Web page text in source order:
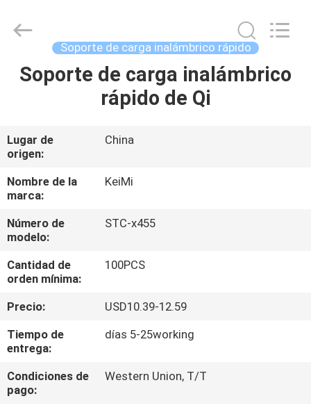
HOGAR
SOBRE
NOSOTROS
VIAJE
DE
LA
FÁBRICA
CONTROL
DE
CALIDAD
Industrial
Reserved.
Developed
Soporte de carga inalámbrico rápido
Soporte de carga inalámbrico
rápido de Qi
Lugar de
origen:
China
Nombre de la
marca:
KeiMi
Número de
modelo:
STC-x455
Cantidad de
orden mínima:
100PCS
Precio:
USD10.39-12.59
Tiempo de
entrega:
días 5-25working
Condiciones de
pago:
Western Union, T/T